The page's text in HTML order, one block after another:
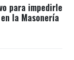
para impedirle
la Masonería